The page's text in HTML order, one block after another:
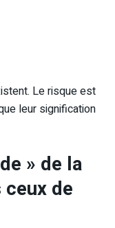
Le risque est
leur signification
» de la
ceux de